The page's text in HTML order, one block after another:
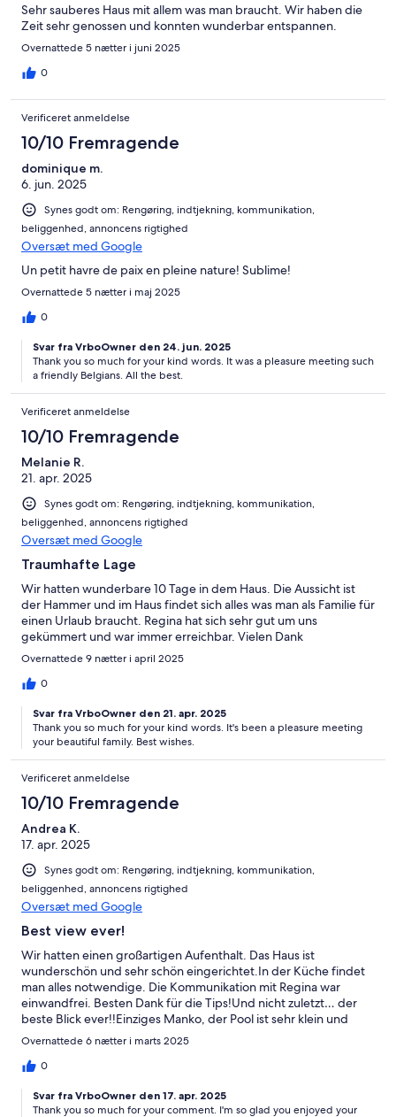
Sehr sauberes Haus mit allem was man braucht. Wir haben die
Zeit sehr genossen und konnten wunderbar entspannen.
Overnattede 5 nætter i juni 2025
0
Verificeret anmeldelse
10/10 Fremragende
dominique m.
6. jun. 2025
Synes godt om: Rengøring, indtjekning, kommunikation,
beliggenhed, annoncens rigtighed
Oversæt med Google
Un petit havre de paix en pleine nature! Sublime!
Overnattede 5 nætter i maj 2025
0
Svar fra VrboOwner den 24. jun. 2025
Thank you so much for your kind words. It was a pleasure meeting such
a friendly Belgians. All the best.
Verificeret anmeldelse
10/10 Fremragende
Melanie R.
21. apr. 2025
Synes godt om: Rengøring, indtjekning, kommunikation,
beliggenhed, annoncens rigtighed
Oversæt med Google
Traumhafte Lage
Wir hatten wunderbare 10 Tage in dem Haus. Die Aussicht ist
der Hammer und im Haus findet sich alles was man als Familie für
einen Urlaub braucht. Regina hat sich sehr gut um uns
gekümmert und war immer erreichbar. Vielen Dank
Overnattede 9 nætter i april 2025
0
Svar fra VrboOwner den 21. apr. 2025
Thank you so much for your kind words. It's been a pleasure meeting
your beautiful family. Best wishes.
Verificeret anmeldelse
10/10 Fremragende
Andrea K.
17. apr. 2025
Synes godt om: Rengøring, indtjekning, kommunikation,
beliggenhed, annoncens rigtighed
Oversæt med Google
Best view ever!
Wir hatten einen großartigen Aufenthalt. Das Haus ist
wunderschön und sehr schön eingerichtet.In der Küche findet
man alles notwendige. Die Kommunikation mit Regina war
einwandfrei. Besten Dank für die Tips!Und nicht zuletzt… der
beste Blick ever!!Einziges Manko, der Pool ist sehr klein und
nicht zum Schwimmen geeignet, reicht aber sicher im Sommer
empfehlen die Unterkunft auf jeden Fall gern weiter!Die
Overnattede 6 nætter i marts 2025
0
Svar fra VrboOwner den 17. apr. 2025
Thank you so much for your comment. I'm so glad you enjoyed your